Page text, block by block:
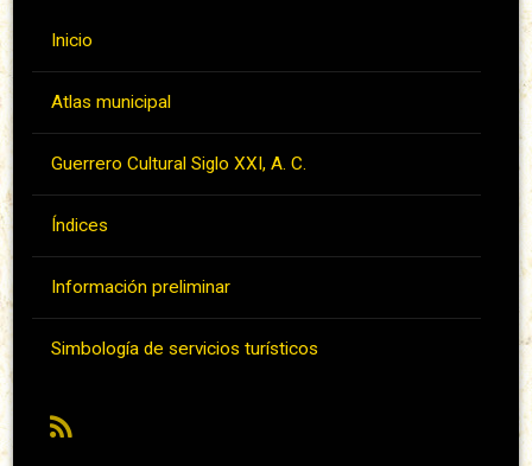
Inicio
Atlas municipal
Guerrero Cultural Siglo XXI, A. C.
Índices
Información preliminar
Simbología de servicios turísticos
RSS